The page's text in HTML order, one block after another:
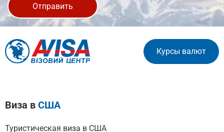
Отправить
Курсы валют
Виза в США
Туристическая виза в США